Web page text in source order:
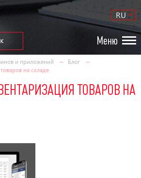
RU
Меню
и приложений
Блог
на складе
ТОВАРОВ НА